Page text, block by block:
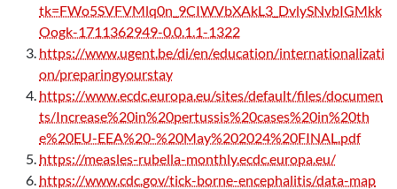
tk=FWo5SVFVMlq0n_9CIWVbXAkL3_DvlySNvbIGMkk
Oogk-1711362949-0.0.1.1-1322
https://www.ugent.be/di/en/education/internationalizati
on/preparingyourstay
https://www.ecdc.europa.eu/sites/default/files/documen
ts/Increase%20in%20pertussis%20cases%20in%20th
e%20EU-EEA%20-%20May%202024%20FINAL.pdf
https://measles-rubella-monthly.ecdc.europa.eu/
https://www.cdc.gov/tick-borne-encephalitis/data-map